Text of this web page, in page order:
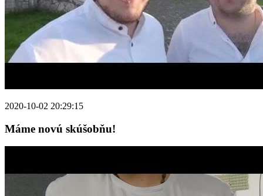
2020-10-02 20:29:15
Máme novú skúšobňu!